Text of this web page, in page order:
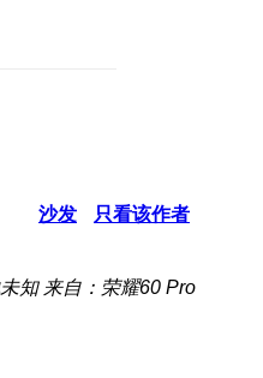
沙发 只看该作者
知 来自：荣耀60 Pro